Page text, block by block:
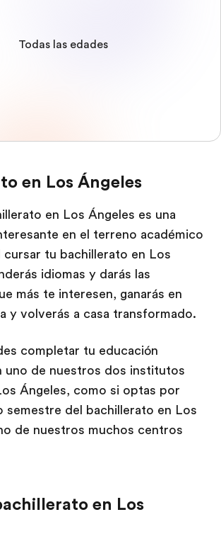
Todas las edades
en Los Ángeles
en Los Ángeles es una
en el terreno académico
cursar tu bachillerato en Los
idiomas y darás las
más te interesen, ganarás en
y volverás a casa transformado.
completar tu educación
uno de nuestros dos institutos
Ángeles, como si optas por
semestre del bachillerato en Los
de nuestros muchos centros
en Los